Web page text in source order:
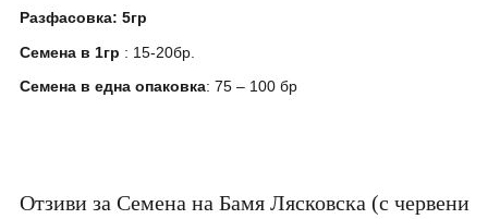
Разфасовка: 5гр
Семена в 1гр : 15-20бр.
Семена в една опаковка: 75 – 100 бр
Отзиви за Семена на Бамя Лясковска (с червени